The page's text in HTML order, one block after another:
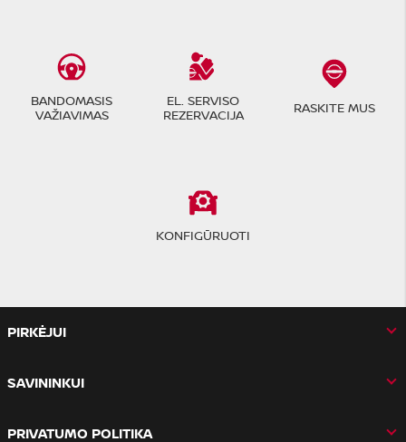
BANDOMASIS
VAŽIAVIMAS
EL. SERVISO
REZERVACIJA
RASKITE MUS
KONFIGŪRUOTI
PIRKĖJUI
SAVININKUI
PRIVATUMO POLITIKA